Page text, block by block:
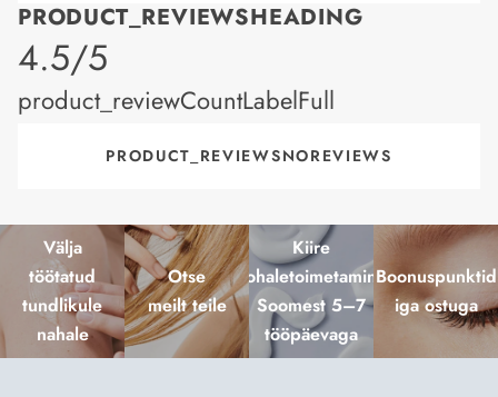
PRODUCT_REVIEWSHEADING
product_rating
4.5/5
product_reviewCountLabelFull
PRODUCT_REVIEWSNOREVIEWS
Välja
töötatud
tundlikule
nahale
Otse
meilt teile
Kiire
kohaletoimetamine
Soomest 5–7
tööpäevaga
Boonuspunktid
iga ostuga